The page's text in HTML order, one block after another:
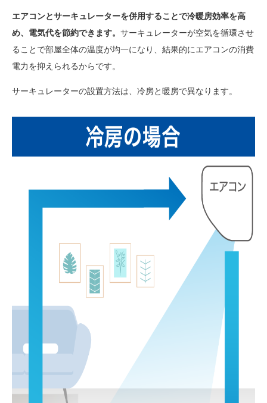
エアコンとサーキュレーターを併用することで冷暖房効率を高
め、電気代を節約できます。 サーキュレーターが空気を循環させ
ることで部屋全体の温度が均一になり、結果的にエアコンの消費
電力を抑えられるからです。
サーキュレーターの設置方法は、冷房と暖房で異なります。